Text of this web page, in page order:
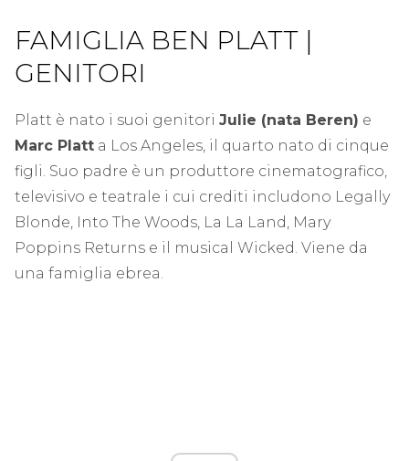
FAMIGLIA BEN PLATT |
GENITORI
Platt è nato i suoi genitori Julie (nata Beren) e
Marc Platt a Los Angeles, il quarto nato di cinque
figli. Suo padre è un produttore cinematografico,
televisivo e teatrale i cui crediti includono Legally
Blonde, Into The Woods, La La Land, Mary
Poppins Returns e il musical Wicked. Viene da
una famiglia ebrea.